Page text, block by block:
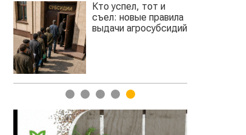
Кто успел, тот и
съел: новые правила
выдачи агросубсидий
1 2 3 4 5